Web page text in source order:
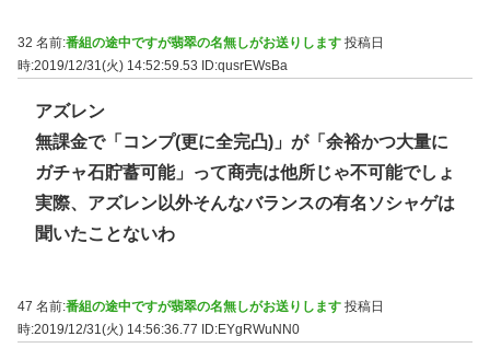
32 名前:番組の途中ですが翡翠の名無しがお送りします 投稿日
時:2019/12/31(火) 14:52:59.53
ID:qusrEWsBa
アズレン
無課金で「コンプ(更に全完凸)」が「余裕かつ大量に
ガチャ石貯蓄可能」って商売は他所じゃ不可能でしょ
実際、アズレン以外そんなバランスの有名ソシャゲは
聞いたことないわ
47 名前:番組の途中ですが翡翠の名無しがお送りします 投稿日
時:2019/12/31(火) 14:56:36.77
ID:EYgRWuNN0